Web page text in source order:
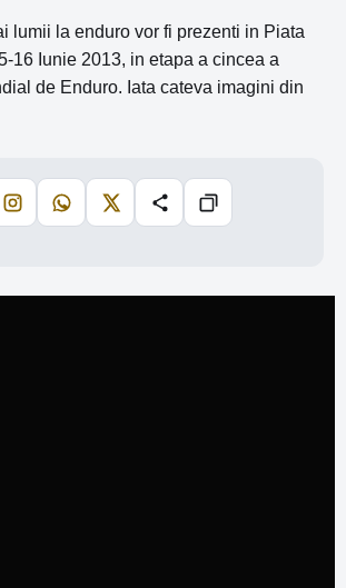
lumii la enduro vor fi prezenti in Piata
16 Iunie 2013, in etapa a cincea a
de Enduro. Iata cateva imagini din
InstagramWhatsApp
X Share Copiază